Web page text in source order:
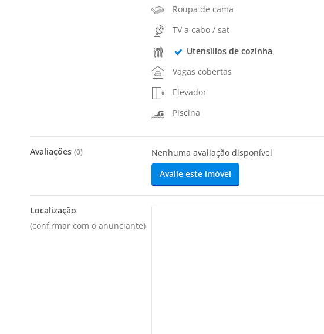
Roupa de cama
TV a cabo / sat
Utensílios de cozinha
Vagas cobertas
Elevador
Piscina
Avaliações (0)
Nenhuma avaliação disponível
Avalie este imóvel
Localização
(confirmar com o anunciante)